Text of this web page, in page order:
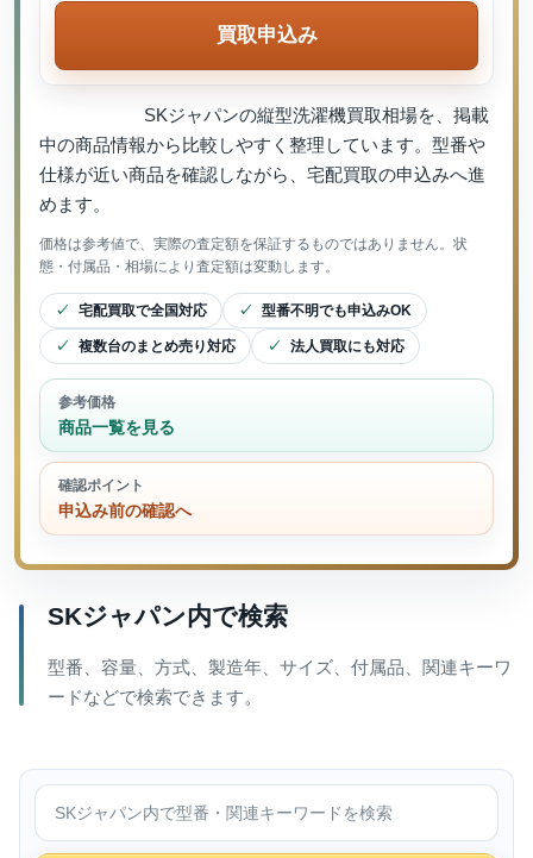
SKジャパンの縦型洗濯機買取相場を、掲載
中の商品情報から比較しやすく整理しています。型番や
仕様が近い商品を確認しながら、宅配買取の申込みへ進
めます。
価格は参考値で、実際の査定額を保証するものではありません。状
態・付属品・相場により査定額は変動します。
宅配買取で全国対応 型番不明でも申込みOK
複数台のまとめ売り対応 法人買取にも対応
参考価格
商品一覧を見る
確認ポイント
申込み前の確認へ
買取申込み
SKジャパン内で検索
型番、容量、方式、製造年、サイズ、付属品、関連キーワ
ードなどで検索できます。
SKジャパン内で検索